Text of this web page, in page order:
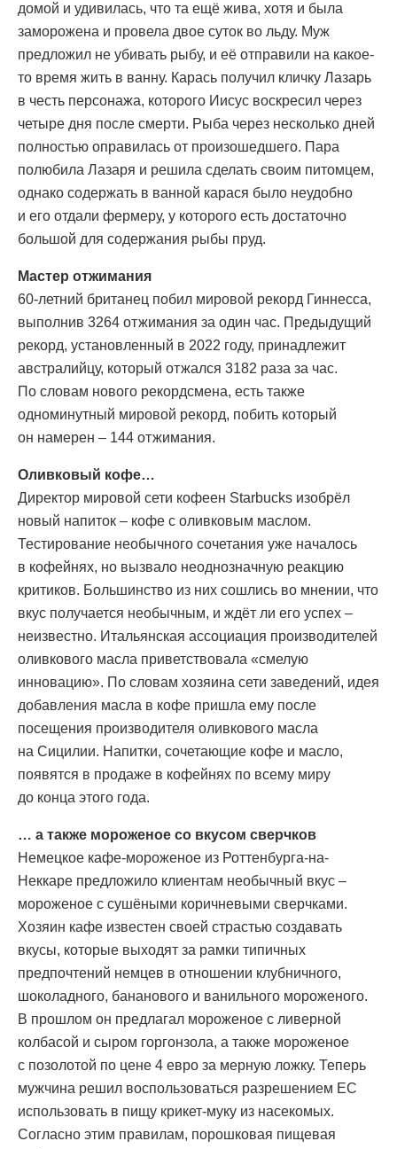
домой и удивилась, что та ещё жива, хотя и была
заморожена и провела двое суток во льду. Муж
предложил не убивать рыбу, и её отправили на какое-
то время жить в ванну. Карась получил кличку Лазарь
в честь персонажа, которого Иисус воскресил через
четыре дня после смерти. Рыба через несколько дней
полностью оправилась от произошедшего. Пара
полюбила Лазаря и решила сделать своим питомцем,
однако содержать в ванной карася было неудобно
и его отдали фермеру, у которого есть достаточно
большой для содержания рыбы пруд.
Мастер отжимания
60-летний британец побил мировой рекорд Гиннесса,
выполнив 3264 отжимания за один час. Предыдущий
рекорд, установленный в 2022 году, принадлежит
австралийцу, который отжался 3182 раза за час.
По словам нового рекордсмена, есть также
одноминутный мировой рекорд, побить который
он намерен – 144 отжимания.
Оливковый кофе…
Директор мировой сети кофеен Starbucks изобрёл
новый напиток – кофе с оливковым маслом.
Тестирование необычного сочетания уже началось
в кофейнях, но вызвало неоднозначную реакцию
критиков. Большинство из них сошлись во мнении, что
вкус получается необычным, и ждёт ли его успех –
неизвестно. Итальянская ассоциация производителей
оливкового масла приветствовала «смелую
инновацию». По словам хозяина сети заведений, идея
добавления масла в кофе пришла ему после
посещения производителя оливкового масла
на Сицилии. Напитки, сочетающие кофе и масло,
появятся в продаже в кофейнях по всему миру
до конца этого года.
… а также мороженое со вкусом сверчков
Немецкое кафе-мороженое из Роттенбурга-на-
Неккаре предложило клиентам необычный вкус –
мороженое с сушёными коричневыми сверчками.
Хозяин кафе известен своей страстью создавать
вкусы, которые выходят за рамки типичных
предпочтений немцев в отношении клубничного,
шоколадного, бананового и ванильного мороженого.
В прошлом он предлагал мороженое с ливерной
колбасой и сыром горгонзола, а также мороженое
с позолотой по цене 4 евро за мерную ложку. Теперь
мужчина решил воспользоваться разрешением ЕС
использовать в пищу крикет-муку из насекомых.
Согласно этим правилам, порошковая пищевая